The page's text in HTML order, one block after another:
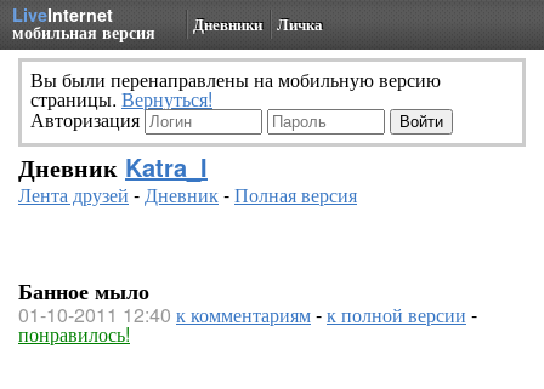
LiveInternet
мобильная версия Дневники Личка
Вы были перенаправлены на мобильную версию
страницы. Вернуться!
Авторизация
Дневник Katra_I
Лента друзей -Дневник-Полная версия
Банное мыло
01-10-2011 12:40 к комментариям-к полной версии -
понравилось!